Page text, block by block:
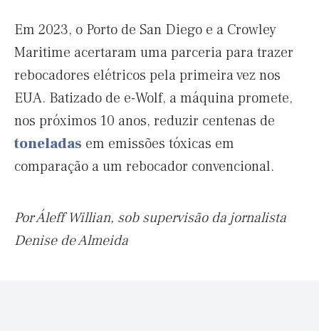
Em 2023, o Porto de San Diego e a Crowley
Maritime acertaram uma parceria para trazer
rebocadores elétricos pela primeira vez nos
EUA. Batizado de e-Wolf, a máquina promete,
nos próximos 10 anos, reduzir centenas de
toneladas em emissões tóxicas em
comparação a um rebocador convencional.
Por Áleff Willian, sob supervisão da jornalista
Denise de Almeida